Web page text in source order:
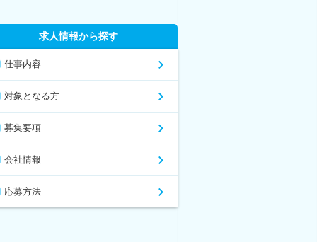
求人情報から探す
仕事内容
対象となる方
募集要項
会社情報
応募方法